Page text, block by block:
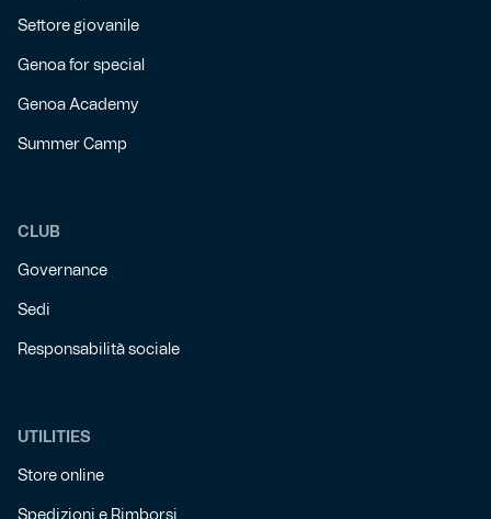
Settore giovanile
Genoa for special
Genoa Academy
Summer Camp
CLUB
Governance
Sedi
Responsabilità sociale
UTILITIES
Store online
Spedizioni e Rimborsi